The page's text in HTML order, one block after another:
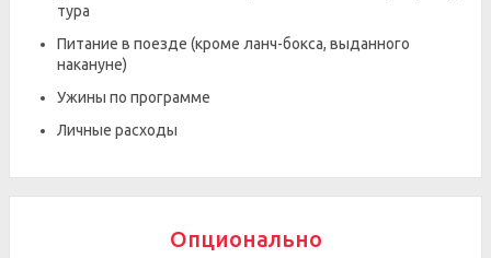
тура
Питание в поезде (кроме ланч-бокса, выданного
накануне)
Ужины по программе
Личные расходы
Опционально